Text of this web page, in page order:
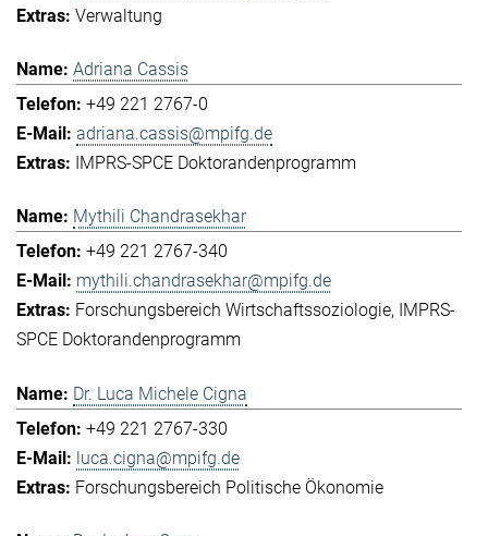
Verwaltung
Adriana Cassis
+49 221 2767-0
adriana.cassis@mpifg.de
IMPRS-SPCE Doktorandenprogramm
Mythili Chandrasekhar
+49 221 2767-340
mythili.chandrasekhar@mpifg.de
Forschungsbereich Wirtschaftssoziologie
IMPRS-
SPCE Doktorandenprogramm
Dr. Luca Michele Cigna
+49 221 2767-330
luca.cigna@mpifg.de
Forschungsbereich Politische Ökonomie